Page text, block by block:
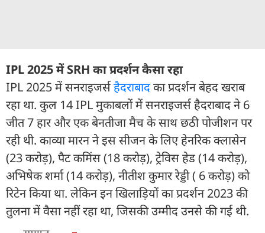
IPL 2025 में SRH का प्रदर्शन कैसा रहा
IPL 2025 में सनराइजर्सहैदराबादका प्रदर्शन बेहद खराब
रहा था. कुल 14 IPL मुकाबलों में सनराइजर्स हैदराबाद ने 6
जीत 7 हार और एक बेनतीजा मैच के साथ छठी पोजीशन पर
रही थी. काव्या मारन ने इस सीजन के ल‍िए हेनरिक क्लासेन
(23 करोड़), पैट कमिंस (18 करोड़), ट्रेविस हेड (14 करोड़),
अभिषेक शर्मा (14 करोड़), नीतीश कुमार रेड्डी ( 6 करोड़) को
र‍िटेन किया था. लेकिन इन ख‍िलाड़‍ियों का प्रदर्शन 2023 की
तुलना में वैसा नहीं रहा था, जिसकी उम्मीद उनसे की गई थी.